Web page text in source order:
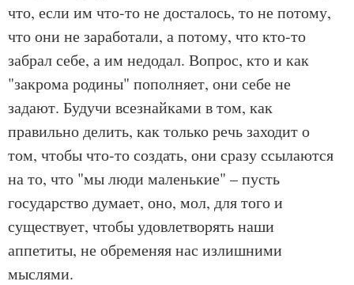
что, если им что-то не досталось, то не потому,
что они не заработали, а потому, что кто-то
забрал себе, а им недодал. Вопрос, кто и как
"закрома родины" пополняет, они себе не
задают. Будучи всезнайками в том, как
правильно делить, как только речь заходит о
том, чтобы что-то создать, они сразу ссылаются
на то, что "мы люди маленькие" – пусть
государство думает, оно, мол, для того и
существует, чтобы удовлетворять наши
аппетиты, не обременяя нас излишними
мыслями.